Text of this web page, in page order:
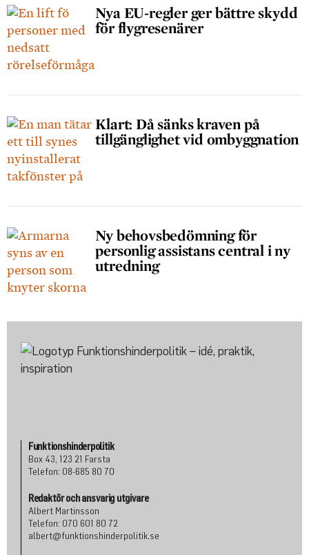
Nya EU-regler ger bättre skydd
för flygresenärer
Klart: Då sänks kraven på
tillgänglighet vid ombyggnation
Ny behovsbedömning för
personlig assistans central i ny
utredning
Funktionshinderpolitik
Box 43, 123 21 Farsta
Telefon: 08-685 80 70
Redaktör och ansvarig utgivare
Albert Martinsson
Telefon: 070 601 80 72
albert@funktionshinderpolitik.se